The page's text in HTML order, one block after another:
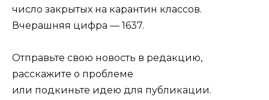
число закрытых на карантин классов.
Вчерашняя цифра — 1637.
Отправьте свою новость в редакцию,
расскажите о проблеме
или подкиньте идею для публикации.